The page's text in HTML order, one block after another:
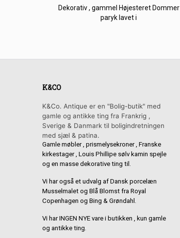
Dekorativ , gammel Højesteret Dommer
paryk lavet i
K&CO
K&Co. Antique er en "Bolig-butik" med
gamle og antikke ting fra Frankrig ,
Sverige & Danmark til boligindretningen
med sjæl & patina.
Gamle møbler , prismelysekroner , Franske
kirkestager , Louis Phillipe sølv kamin spejle
og en masse dekorative ting til.
Vi har også et udvalg af Dansk porcelæn
Musselmalet og Blå Blomst fra Royal
Copenhagen og Bing & Grøndahl.
Vi har INGEN NYE vare i butikken , kun gamle
og antikke ting.